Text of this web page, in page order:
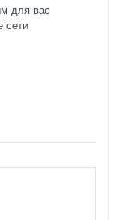
для вас
сети